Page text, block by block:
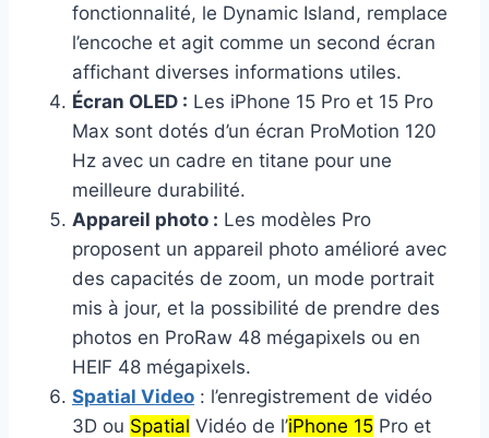
fonctionnalité, le Dynamic Island, remplace
l’encoche et agit comme un second écran
affichant diverses informations utiles.
Écran OLED : Les iPhone 15 Pro et 15 Pro
Max sont dotés d’un écran ProMotion 120
Hz avec un cadre en titane pour une
meilleure durabilité.
Appareil photo : Les modèles Pro
proposent un appareil photo amélioré avec
des capacités de zoom, un mode portrait
mis à jour, et la possibilité de prendre des
photos en ProRaw 48 mégapixels ou en
HEIF 48 mégapixels.
Spatial Video : l’enregistrement de vidéo
3D ou Spatial Vidéo de l’iPhone 15 Pro et